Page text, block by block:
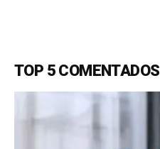
TOP 5 COMENTADOS